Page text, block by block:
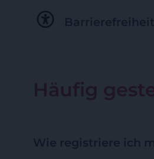
Häufig